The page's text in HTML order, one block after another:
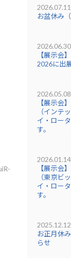
2026.07.11
お盆休み
2026.06.30
【展示会
2026に出
2026.05.08
【展示会
（インテ
イ・ロー
す。
2026.01.14
【展示会
（東京ビ
イ・ロー
す。
2025.12.12
お正月休
らせ